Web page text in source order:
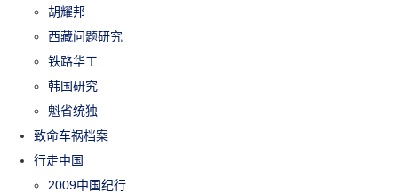
胡耀邦
西藏问题研究
铁路华工
韩国研究
魁省统独
致命车祸档案
行走中国
2009中国纪行